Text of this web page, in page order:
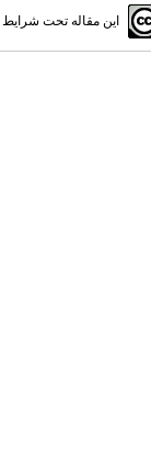
این مقاله تحت شرایط